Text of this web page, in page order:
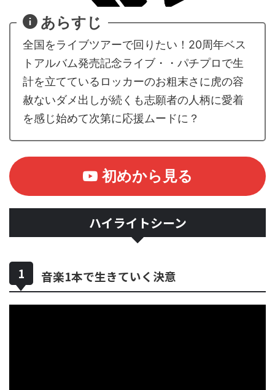
あらすじ
全国をライブツアーで回りたい！20周年ベス
トアルバム発売記念ライブ・・パチプロで生
計を立てているロッカーのお粗末さに虎の容
赦ないダメ出しが続くも志願者の人柄に愛着
を感じ始めて次第に応援ムードに？
初めから見る
ハイライトシーン
音楽1本で生きていく決意